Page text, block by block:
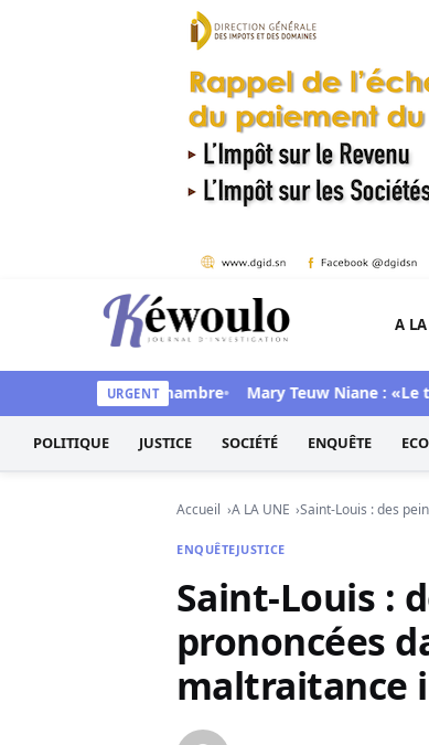
Aller au contenu
Kéwoulo, le premier site d'information
A
URGENT
dans sa chambre Mary Teuw Niane : «Le
POLITIQUE JUSTICE SOCIÉTÉ ENQUÊTE
Accueil A LA UNE Saint-Louis : des
ENQUÊTEJUSTICE
Saint-Louis :
prononcées
maltraitance